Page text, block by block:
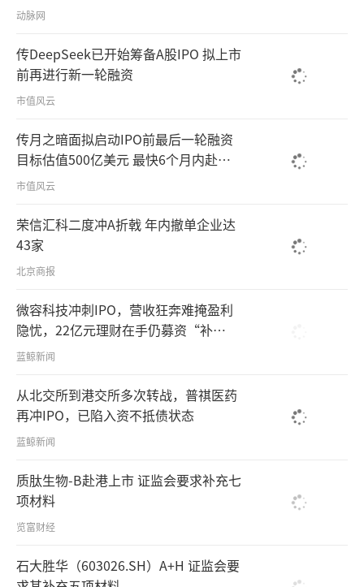
动脉网
传DeepSeek已开始筹备A股IPO 拟上市
前再进行新一轮融资
市值风云
传月之暗面拟启动IPO前最后一轮融资
目标估值500亿美元 最快6个月内赴港
上市
市值风云
荣信汇科二度冲A折戟 年内撤单企业达
43家
北京商报
微容科技冲刺IPO，营收狂奔难掩盈利
隐忧，22亿元理财在手仍募资“补
血”引争议
蓝鲸新闻
从北交所到港交所多次转战，普祺医药
再冲IPO，已陷入资不抵债状态
蓝鲸新闻
质肽生物-B赴港上市 证监会要求补充七
项材料
览富财经
石大胜华（603026.SH）A+H 证监会要